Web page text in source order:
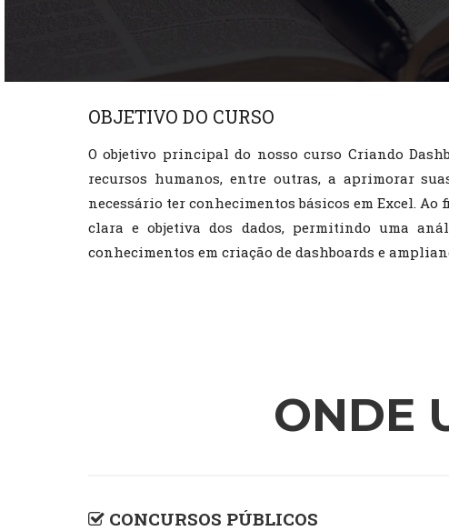
OBJETIVO DO CURSO
O objetivo principal do nosso curso Criando
recursos humanos, entre outras, a aprimorar
necessário ter conhecimentos básicos em Excel.
clara e objetiva dos dados, permitindo uma
conhecimentos em criação de dashboards e
ONDE
CONCURSOS PÚBLICOS